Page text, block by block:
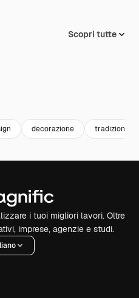
Scopri tutte
decorazione tradizionale
i tuoi migliori lavori. Oltre
imprese, agenzie e studi.